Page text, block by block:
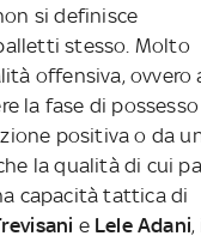
si definisce
stesso. Molto
offensiva, ovvero
la fase di possesso
positiva o da
la qualità di cui
capacità tattica di
e Lele Adani,